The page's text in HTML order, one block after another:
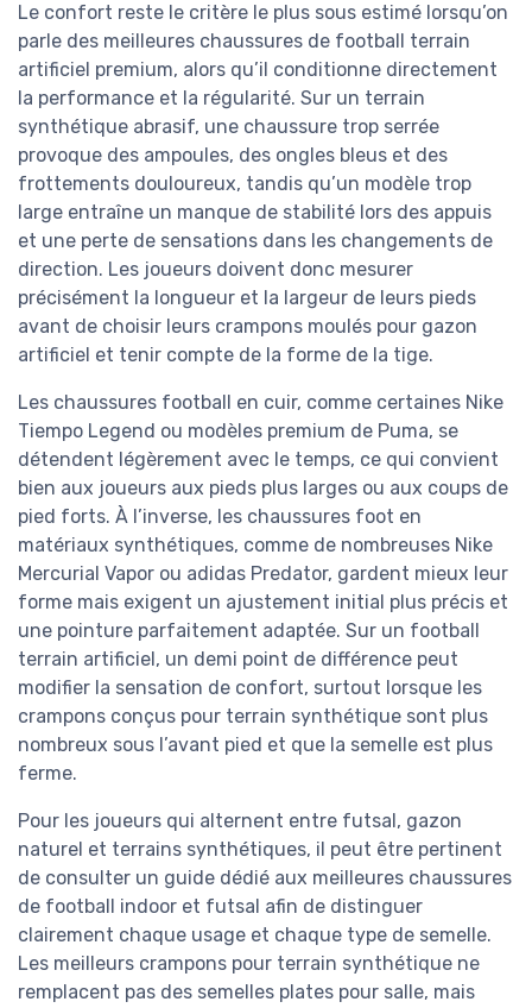
Le confort reste le critère le plus sous estimé lorsqu’on
parle des meilleures chaussures de football terrain
artificiel premium, alors qu’il conditionne directement
la performance et la régularité. Sur un terrain
synthétique abrasif, une chaussure trop serrée
provoque des ampoules, des ongles bleus et des
frottements douloureux, tandis qu’un modèle trop
large entraîne un manque de stabilité lors des appuis
et une perte de sensations dans les changements de
direction. Les joueurs doivent donc mesurer
précisément la longueur et la largeur de leurs pieds
avant de choisir leurs crampons moulés pour gazon
artificiel et tenir compte de la forme de la tige.
Les chaussures football en cuir, comme certaines Nike
Tiempo Legend ou modèles premium de Puma, se
détendent légèrement avec le temps, ce qui convient
bien aux joueurs aux pieds plus larges ou aux coups de
pied forts. À l’inverse, les chaussures foot en
matériaux synthétiques, comme de nombreuses Nike
Mercurial Vapor ou adidas Predator, gardent mieux leur
forme mais exigent un ajustement initial plus précis et
une pointure parfaitement adaptée. Sur un football
terrain artificiel, un demi point de différence peut
modifier la sensation de confort, surtout lorsque les
crampons conçus pour terrain synthétique sont plus
nombreux sous l’avant pied et que la semelle est plus
ferme.
Pour les joueurs qui alternent entre futsal, gazon
naturel et terrains synthétiques, il peut être pertinent
de consulter un guide dédié aux meilleures chaussures
de football indoor et futsal afin de distinguer
clairement chaque usage et chaque type de semelle.
Les meilleurs crampons pour terrain synthétique ne
remplacent pas des semelles plates pour salle, mais